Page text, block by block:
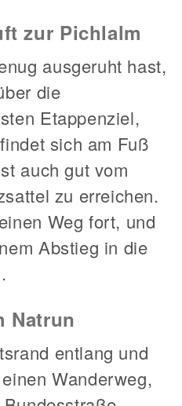
zur Pichlalm
ausgeruht hast,
die
Etappenziel,
sich am Fuß
auch gut vom
zu erreichen.
Weg fort, und
Abstieg in die
Natrun
entlang und
Wanderweg,